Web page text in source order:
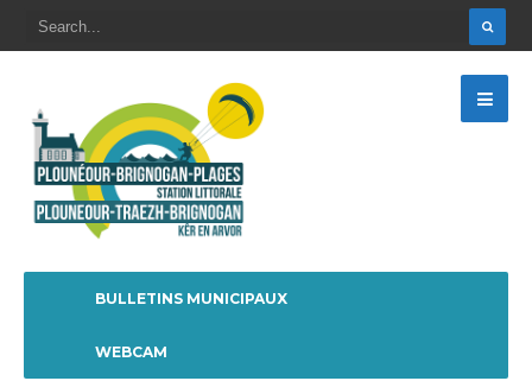
BULLETINS MUNICIPAUX
WEBCAM